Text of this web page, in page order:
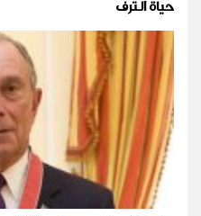
حياة الترف